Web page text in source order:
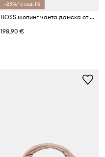
-25%* с код: FS
BOSS шопинг чанта дамска от имитация на кожа Sandy Zip Shopper
198,90 €